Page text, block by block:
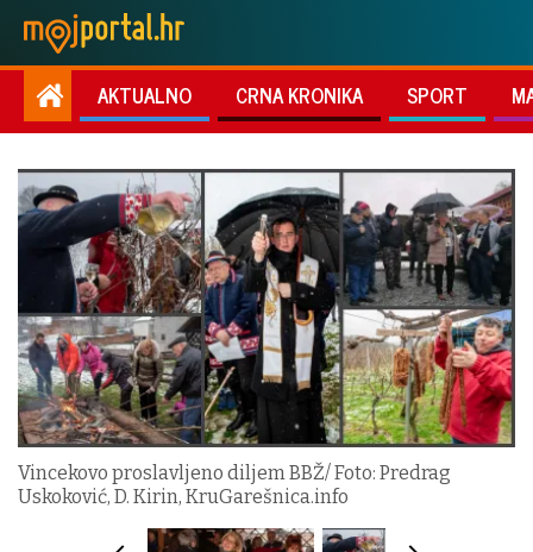
AKTUALNO CRNA KRONIKA SPORT
Vincekovo proslavljeno diljem BBŽ/ Foto: Predrag
Uskoković, D. Kirin, KruGarešnica.info